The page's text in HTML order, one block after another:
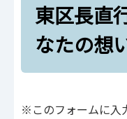
東区長直
なたの想
※このフォームに入